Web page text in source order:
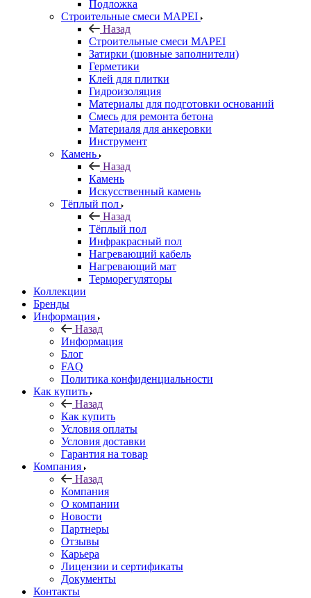
Подложка
Строительные смеси MAPEI
Назад
Строительные смеси MAPEI
Затирки (шовные заполнители)
Герметики
Клей для плитки
Гидроизоляция
Материалы для подготовки оснований
Смесь для ремонта бетона
Материаля для анкеровки
Инструмент
Камень
Назад
Камень
Искусственный камень
Тёплый пол
Назад
Тёплый пол
Инфракрасный пол
Нагревающий кабель
Нагревающий мат
Терморегуляторы
Коллекции
Бренды
Информация
Назад
Информация
Блог
FAQ
Политика конфиденциальности
Как купить
Назад
Как купить
Условия оплаты
Условия доставки
Гарантия на товар
Компания
Назад
Компания
О компании
Новости
Партнеры
Отзывы
Карьера
Лицензии и сертификаты
Документы
Контакты